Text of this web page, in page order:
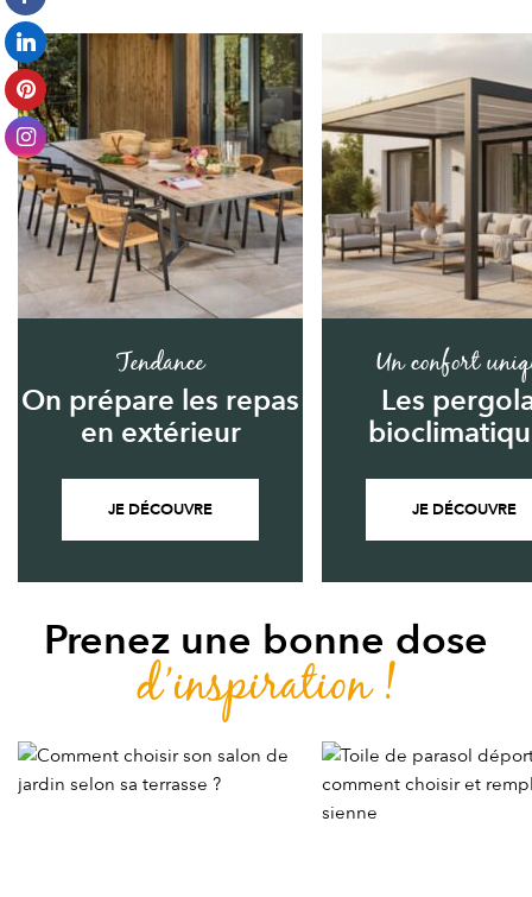
Tendance
On prépare les repas
en extérieur
JE DÉCOUVRE
Un confort
Les
JE DÉCOUVRE
Prenez une bonne dose
d’inspiration !